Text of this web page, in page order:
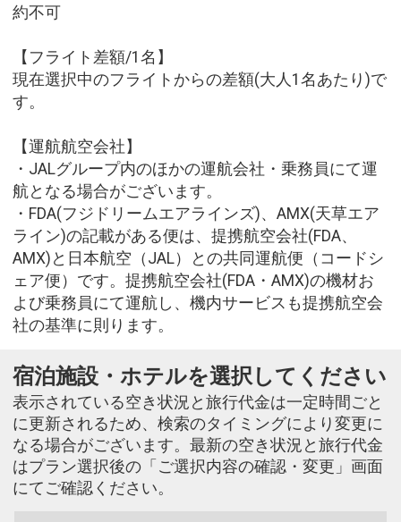
約不可
【フライト差額/1名】
現在選択中のフライトからの差額(大人1名あたり)で
す。
【運航航空会社】
・JALグループ内のほかの運航会社・乗務員にて運
航となる場合がございます。
・FDA(フジドリームエアラインズ)、AMX(天草エア
ライン)の記載がある便は、提携航空会社(FDA、
AMX)と日本航空（JAL）との共同運航便（コードシ
ェア便）です。提携航空会社(FDA・AMX)の機材お
よび乗務員にて運航し、機内サービスも提携航空会
社の基準に則ります。
宿泊施設・ホテルを選択してください
表示されている空き状況と旅行代金は一定時間ごと
に更新されるため、検索のタイミングにより変更に
なる場合がございます。最新の空き状況と旅行代金
はプラン選択後の「ご選択内容の確認・変更」画面
にてご確認ください。